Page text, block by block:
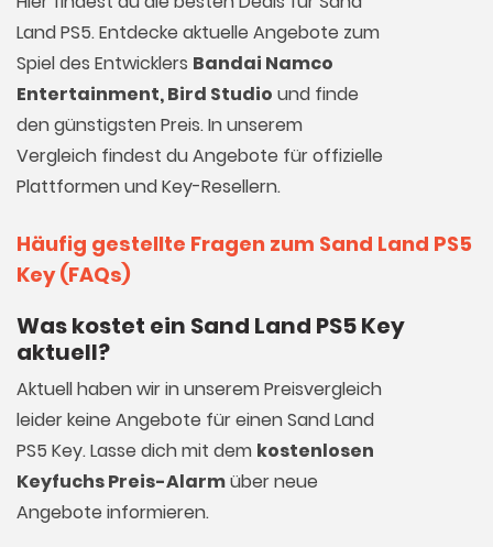
Land PS5. Entdecke aktuelle Angebote zum
Spiel des Entwicklers Bandai Namco
Entertainment, Bird Studio und finde
den günstigsten Preis. In unserem
Vergleich findest du Angebote für offizielle
Plattformen und Key-Resellern.
Häufig gestellte Fragen zum Sand Land PS5
Key (FAQs)
Was kostet ein Sand Land PS5 Key
aktuell?
Aktuell haben wir in unserem Preisvergleich
leider keine Angebote für einen Sand Land
PS5 Key. Lasse dich mit dem kostenlosen
Keyfuchs Preis-Alarmüber neue
Angebote informieren.